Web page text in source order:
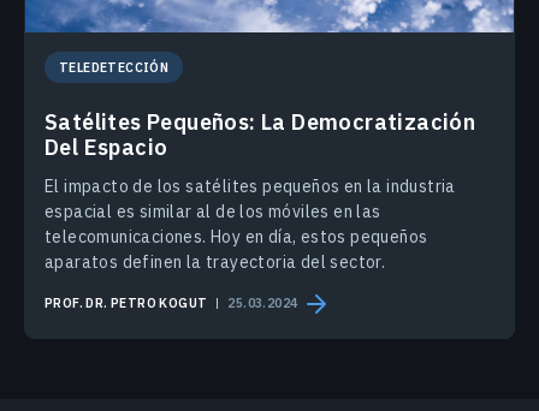
TELEDETECCIÓN
Satélites Pequeños: La Democratización
Del Espacio
El impacto de los satélites pequeños en la industria
espacial es similar al de los móviles en las
telecomunicaciones. Hoy en día, estos pequeños
aparatos definen la trayectoria del sector.
PROF. DR. PETRO KOGUT 25.03.2024